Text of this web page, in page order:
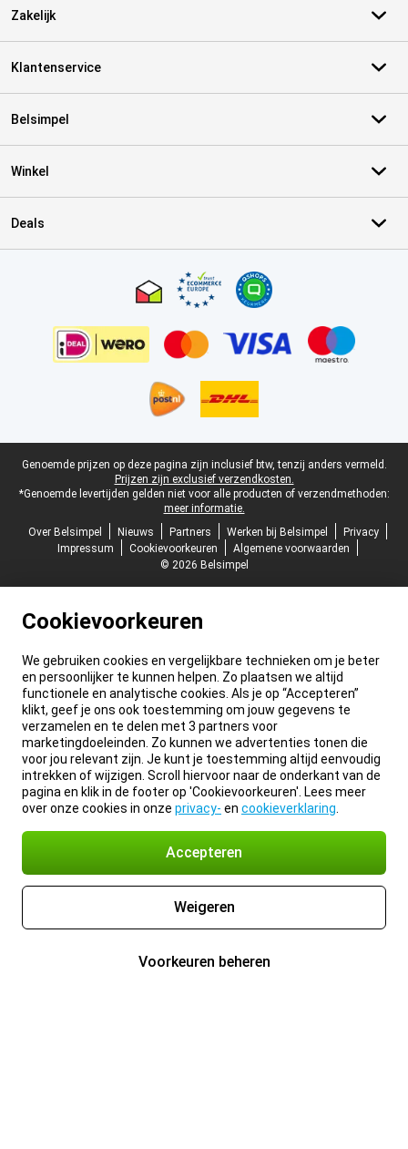
Zakelijk
Klantenservice
Belsimpel
Winkel
Deals
Juridische voettekst
Genoemde prijzen op deze pagina zijn inclusief btw, tenzij anders vermeld.
Prijzen zijn exclusief verzendkosten.
*Genoemde levertijden gelden niet voor alle producten of verzendmethoden:
meer informatie.
Over Belsimpel
Nieuws Partners Werken bij Belsimpel
Privacy
Impressum
Cookievoorkeuren
Algemene voorwaarden
© 2026 Belsimpel
Cookievoorkeuren
We gebruiken cookies en vergelijkbare technieken om je beter
en persoonlijker te kunnen helpen. Zo plaatsen we altijd
functionele en analytische cookies. Als je op “Accepteren”
klikt, geef je ons ook toestemming om jouw gegevens te
verzamelen en te delen met 3 partners voor
marketingdoeleinden. Zo kunnen we advertenties tonen die
voor jou relevant zijn. Je kunt je toestemming altijd eenvoudig
intrekken of wijzigen. Scroll hiervoor naar de onderkant van de
pagina en klik in de footer op 'Cookievoorkeuren'. Lees meer
over onze cookies in onze privacy- en cookieverklaring
Accepteren
Weigeren
Voorkeuren beheren